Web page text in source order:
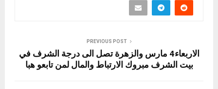
PREVIOUS POST
الاربعاء4 مارس والزهرة تصل الى درجة الشرف في
بيت الشرف مبروك الارتباط والمال لمن تابعو هبا